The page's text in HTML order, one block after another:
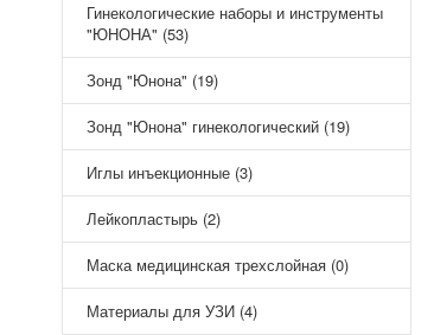
Гинекологические наборы и инструменты
"ЮНОНА" (53)
Зонд "Юнона" (19)
Зонд "Юнона" гинекологический (19)
Иглы инъекционные (3)
Лейкопластырь (2)
Маска медицинская трехслойная (0)
Материалы для УЗИ (4)